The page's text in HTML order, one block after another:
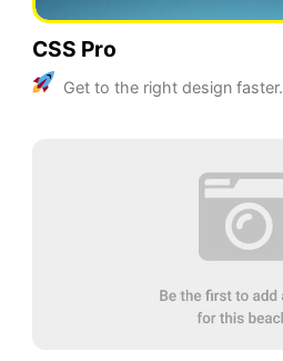
CSS Pro
Get to the right design faster.